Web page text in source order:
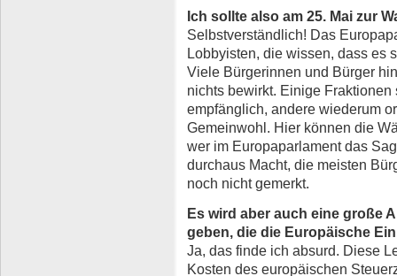
Ich sollte also am 25. Mai zur
Selbstverständlich! Das
Lobbyisten, die wissen, dass es
Viele Bürgerinnen und Bürger
nichts bewirkt. Einige
empfänglich, andere wiederum
Gemeinwohl. Hier können die
wer im Europaparlament das
durchaus Macht, die meisten
noch nicht gemerkt.
Es wird aber auch eine große
geben, die die Europäische
Ja, das finde ich absurd. Diese
Kosten des europäischen